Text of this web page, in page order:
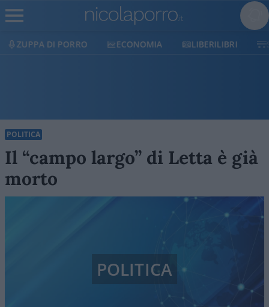
ECONOMIA LIBERILIBRI SHOP SOSTIENICI
POLITICA
Il “campo largo” di Letta è già
morto
POLITICA